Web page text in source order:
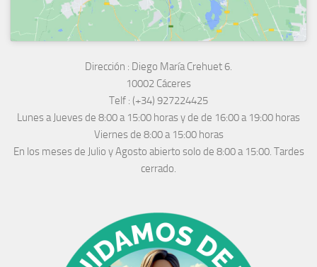
Dirección : Diego María Crehuet 6.
10002 Cáceres
Telf : (+34) 927224425
Lunes a Jueves de 8:00 a 15:00 horas y de de 16:00 a 19:00 horas
Viernes de 8:00 a 15:00 horas
En los meses de Julio y Agosto abierto solo de 8:00 a 15:00. Tardes
cerrado.